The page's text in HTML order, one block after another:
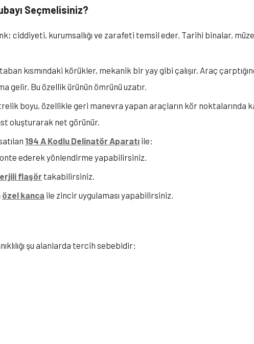
Seçmelisiniz?
ciddiyeti, kurumsallığı ve zarafeti temsil eder. Tarihi binalar,
kısmındaki körükler, mekanik bir yay gibi çalışır. Araç
gelir. Bu özellik ürünün ömrünü uzatır.
boyu, özellikle geri manevra yapan araçların kör noktalarında
oluşturarak net görünür.
194 A Kodlu Delinatör Aparatı ile:
ederek yönlendirme yapabilirsiniz.
flaşör takabilirsiniz.
özel kanca ile zincir uygulaması yapabilirsiniz.
şu alanlarda tercih sebebidir: